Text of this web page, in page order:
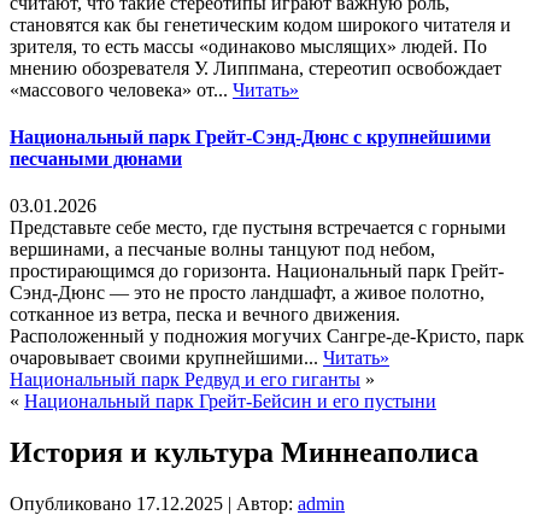
становятся как бы генетическим кодом широкого читателя и
зрителя, то есть массы «одинаково мыслящих» людей. По
мнению обозревателя У. Липпмана, стереотип освобождает
«массового человека» от... Читать»
Национальный парк Грейт-Сэнд-Дюнс с крупнейшими
песчаными дюнами
03.01.2026
Представьте себе место, где пустыня встречается с горными
вершинами, а песчаные волны танцуют под небом,
простирающимся до горизонта. Национальный парк Грейт-
Сэнд-Дюнс — это не просто ландшафт, а живое полотно,
сотканное из ветра, песка и вечного движения.
Расположенный у подножия могучих Сангре-де-Кристо, парк
очаровывает своими крупнейшими... Читать»
Национальный парк Редвуд и его гиганты »
« Национальный парк Грейт-Бейсин и его пустыни
История и культура Миннеаполиса
Опубликовано 17.12.2025 | Автор: admin